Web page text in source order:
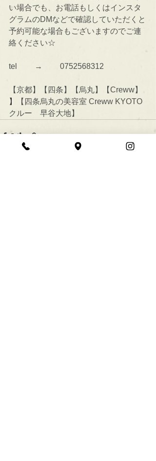
い場合でも、お電話もしくはインスタ
グラムのDMなどで確認していただくと
予約可能な場合もございますのでご連
絡ください☆
tel 　　→　　 0752568312
【京都】【四条】【烏丸】【Creww】
】
【四条烏丸の美容室 Creww KYOTO
クルー　早谷大地】